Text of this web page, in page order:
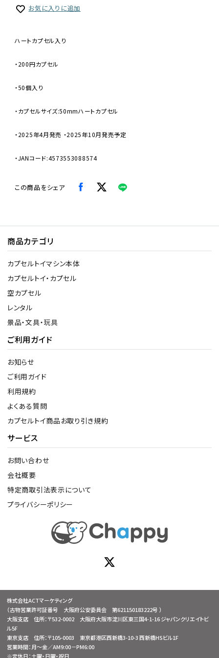
お気に入りに追加
ハートカプセル入り
・200円カプセル
・50個入り
・カプセルサイズ:50mmハートカプセル
・2025年4月発売 ・2025年10月発売予定
・JANコード:4573553088574
この商品をシェア
商品カテゴリ
カプセルトイマシン本体
カプセルトイ・カプセル
空カプセル
レンタル
景品・文具・玩具
ご利用ガイド
お知らせ
ご利用ガイド
利用規約
よくある質問
カプセルトイ商品お取り引き規約
サービス
お問い合わせ
会社概要
特定商取引法表示について
プライバシーポリシー
株式会社ACTマーケティング
（古物営業許可証番号 大阪府公安委員会 第621150183222号 ）
大阪支店 住所：〒532-0002 大阪府大阪市淀川区東三国4-1-16 ジャパンクリエイトビ
ル5F
東京支店 住所：〒105-0003 東京都港区西新橋3-10-3 西新橋HSビル1F
営業時間：月～金／AM9:00－PM6:00
※定休日：土曜・日曜・祝日